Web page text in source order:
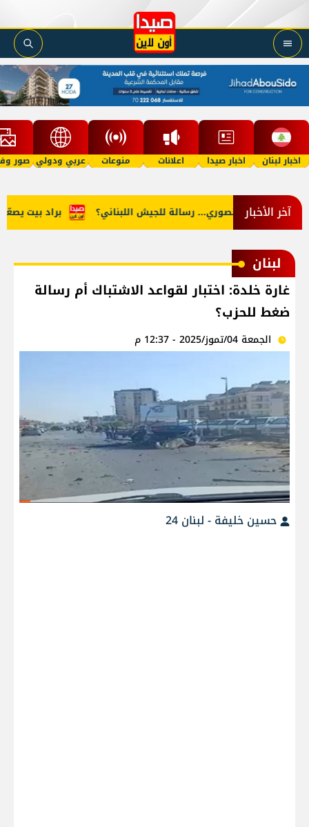
اخبار لبنان اخبار صيدا اعلانات منوعات عربي ودولي صور
آخر الأخبار براد بيت يصعّد ضربة المنصوري... رسالة للجيش اللبناني؟
لبنان
غارة خلدة: اختبار لقواعد الاشتباك أم رسالة
ضغط للحزب؟
الجمعة 04/تموز/2025 - 12:37 م
حسين خليفة - لبنان 24